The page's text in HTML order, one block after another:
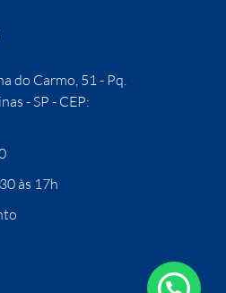
do Carmo, 51 - Pq.
- SP - CEP:
às 17h